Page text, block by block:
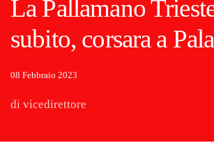
La Pallamano
subito, corsara a
08 Febbraio 2023
di vicedirettore